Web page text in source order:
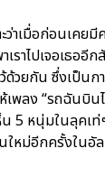
ว่าเมื่อก่อนเคย
ราไปเจอเธออี
ด้วยกัน ซึ่งเป็น
พลง “รถฉันบิน
น 5 หนุ่มในลุคเ
ม่อีกครั้งในอั